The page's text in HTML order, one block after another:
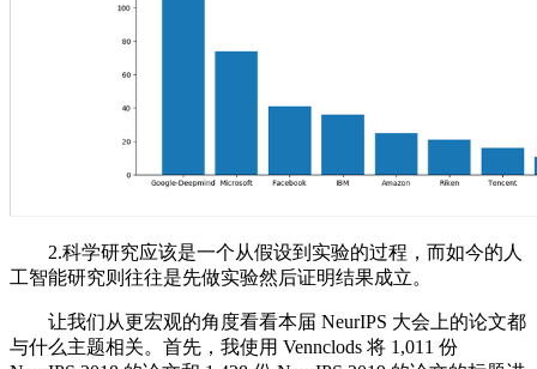
2.科学研究应该是一个从假设到实验的过程，而如今的人
工智能研究则往往是先做实验然后证明结果成立。
让我们从更宏观的角度看看本届 NeurIPS 大会上的论文都
与什么主题相关。首先，我使用 Vennclods 将 1,011 份